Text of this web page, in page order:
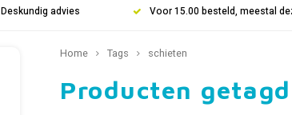
Deskundig advies Voor 15.00 besteld, meestal
Home Tags schieten
Producten